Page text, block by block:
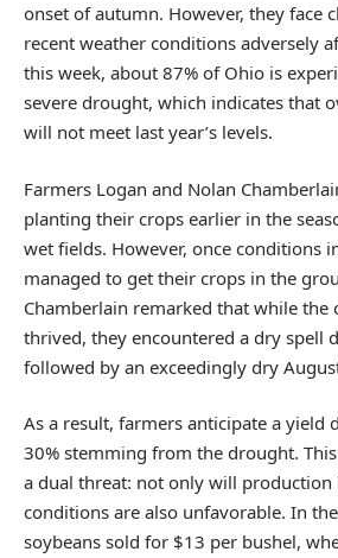
onset of autumn. However, they face
recent weather conditions adversely
this week, about 87% of Ohio is
severe drought, which indicates that
will not meet last year’s levels.
Farmers Logan and Nolan
planting their crops earlier in the
wet fields. However, once conditions
managed to get their crops in the
Chamberlain remarked that while the
thrived, they encountered a dry spell
followed by an exceedingly dry
As a result, farmers anticipate a yield
30% stemming from the drought.
a dual threat: not only will production
conditions are also unfavorable. In
soybeans sold for $13 per bushel,